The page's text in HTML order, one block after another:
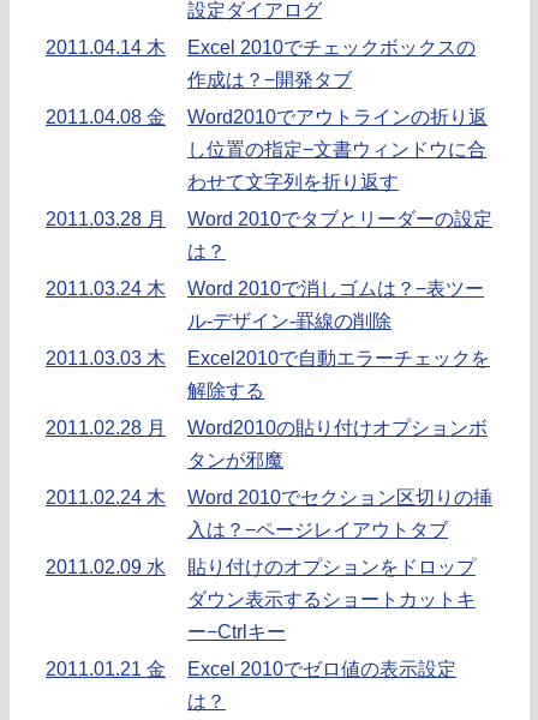
設定ダイアログ
2011.04.14 木
Excel 2010でチェックボックスの
作成は？−開発タブ
2011.04.08 金
Word2010でアウトラインの折り返
し位置の指定−文書ウィンドウに合
わせて文字列を折り返す
2011.03.28 月
Word 2010でタブとリーダーの設定
は？
2011.03.24 木
Word 2010で消しゴムは？−表ツー
ル-デザイン-罫線の削除
2011.03.03 木
Excel2010で自動エラーチェックを
解除する
2011.02.28 月
Word2010の貼り付けオプションボ
タンが邪魔
2011.02.24 木
Word 2010でセクション区切りの挿
入は？−ページレイアウトタブ
2011.02.09 水
貼り付けのオプションをドロップ
ダウン表示するショートカットキ
ー−Ctrlキー
2011.01.21 金
Excel 2010でゼロ値の表示設定
は？